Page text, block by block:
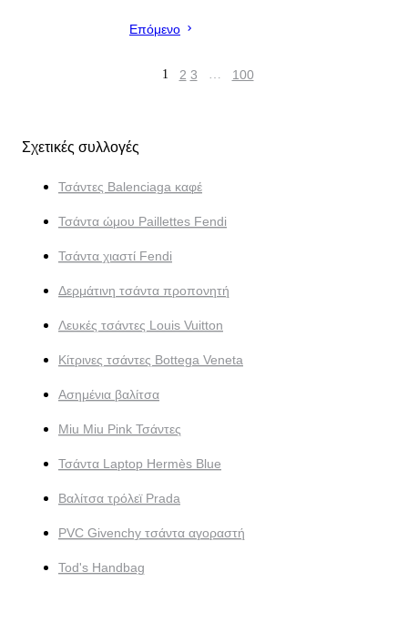
Επόμενο
1 2 3 … 100
Σχετικές συλλογές
Τσάντες Balenciaga καφέ
Τσάντα ώμου Paillettes Fendi
Τσάντα χιαστί Fendi
Δερμάτινη τσάντα προπονητή
Λευκές τσάντες Louis Vuitton
Κίτρινες τσάντες Bottega Veneta
Ασημένια βαλίτσα
Miu Miu Pink Τσάντες
Τσάντα Laptop Hermès Blue
Βαλίτσα τρόλεϊ Prada
PVC Givenchy τσάντα αγοραστή
Tod's Handbag